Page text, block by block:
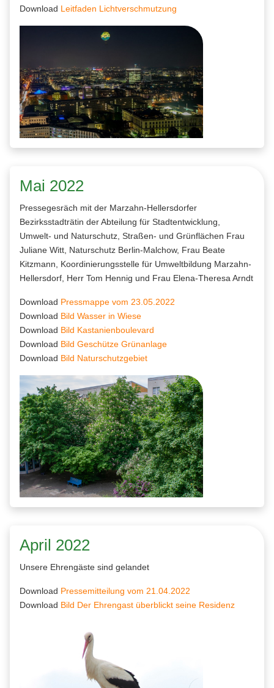
Download Leitfaden Lichtverschmutzung
Mai 2022
Pressegesräch mit der Marzahn-Hellersdorfer
Bezirksstadträtin der Abteilung für Stadtentwicklung,
Umwelt- und Naturschutz, Straßen- und Grünflächen Frau
Juliane Witt, Naturschutz Berlin-Malchow, Frau Beate
Kitzmann, Koordinierungsstelle für Umweltbildung Marzahn-
Hellersdorf, Herr Tom Hennig und Frau Elena-Theresa Arndt
Download Pressmappe vom 23.05.2022
Download Bild Wasser in Wiese
Download Bild Kastanienboulevard
Download Bild Geschütze Grünanlage
Download Bild Naturschutzgebiet
April 2022
Unsere Ehrengäste sind gelandet
Download Pressemitteilung vom 21.04.2022
Download Bild Der Ehrengast überblickt seine Residenz